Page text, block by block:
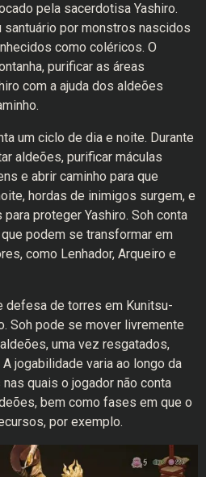
pela sacerdotisa Yashiro.
por monstros nascidos
como coléricos. O
purificar as áreas
com a ajuda dos aldeões
um ciclo de dia e noite. Durante
aldeões, purificar máculas
e abrir caminho para que
hordas de inimigos surgem, e
proteger Yashiro. Soh conta
podem se transformar em
como Lenhador, Arqueiro e
defesa de torres em Kunitsu-
Soh pode se mover livremente
uma vez resgatados,
jogabilidade varia ao longo da
quais o jogador não conta
bem como fases em que o
por exemplo.